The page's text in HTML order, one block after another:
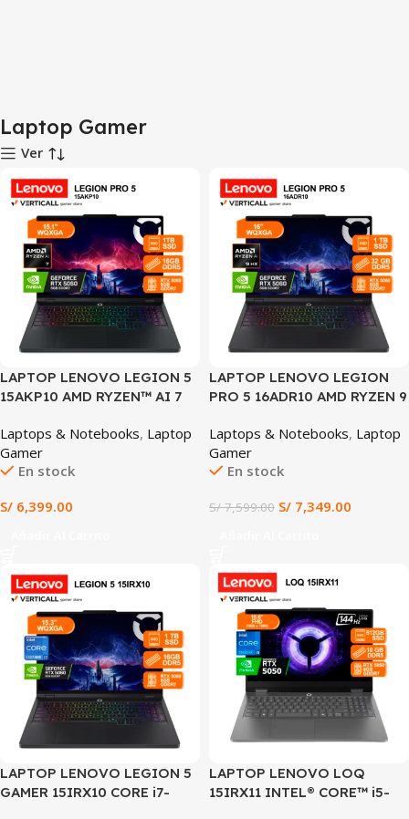
Laptop Gamer
Ver
LAPTOP LENOVO LEGION 5
15AKP10 AMD RYZEN™ AI 7
SSD, NVIDIA® GEFORCE
RTX™ 5060 8GB GDDR7, 15.1″
WQXGA OLED 165HZ,
(83F1002ULM)
Laptops & Notebooks, Laptop
Gamer
En stock
S/ 6,399.00
SALE
LAPTOP LENOVO LEGION
PRO 5 16ADR10 AMD RYZEN 9
NVIDIA GEFORCE RTX 5060
8GB 16″ WQXGA IPS
WINDOWS 11 TECLADO
Laptops & Notebooks, Laptop
Gamer
En stock
S/7,599.00 S/ 7,349.00
LAPTOP LENOVO LEGION 5
GAMER 15IRX10 CORE i7-
SALE
LAPTOP LENOVO LOQ
15IRX11 INTEL® CORE™ i5-